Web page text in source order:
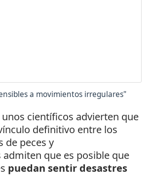
a movimientos irregulares"
científicos advierten que
definitivo entre los
de peces y
que es posible que
puedan sentir desastres